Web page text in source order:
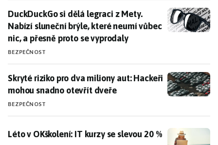
DuckDuckGo si dělá legraci z Mety. Nabízí sluneční
DuckDuckGo si dělá legraci z Mety.
Nabízí sluneční brýle, které neumí vůbec
nic, a přesně proto se vyprodaly
BEZPEČNOST
Skryté riziko pro dva miliony aut: Hackeři mohou
Skryté riziko pro dva miliony aut: Hackeři
mohou snadno otevřít dveře
BEZPEČNOST
Léto v OKškolení: IT kurzy se slevou 20 %
Léto v OKškolení: IT kurzy se slevou 20 %